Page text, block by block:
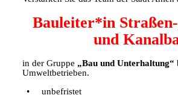
Bauleiter*in
und
in der Gruppe „Bau und Unterhaltung“
Umweltbetrieben.
unbefristet